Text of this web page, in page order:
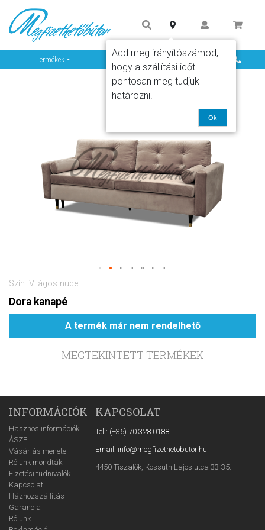
Termékek Info
Szín: Világos nude
Dora kanapé
A termék már nem rendelhető
MEGTEKINTETT TERMÉKEK
INFORMÁCIÓK
Hasznos információk
ÁSZF
Vásárlás menete
Rólunk mondták
Fizetési tudnivalók
Kapcsolat
Házhozszállítás
Garancia
Rólunk
KAPCSOLAT
Tel.: (+36) 70 328 0188
Email: info@megfizethetobutor.hu
4450 Tiszalök, Kossuth Lajos utca 33-35.
Add meg irányítószámod,
hogy a szállítási időt
pontosan meg tudjuk
határozni!
Ok